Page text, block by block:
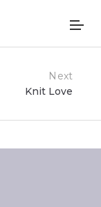
Next
Knit Love